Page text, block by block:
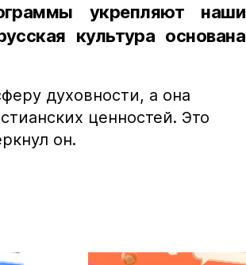
укрепляют наши
культура основана
духовности, а она
ценностей. Это
он.